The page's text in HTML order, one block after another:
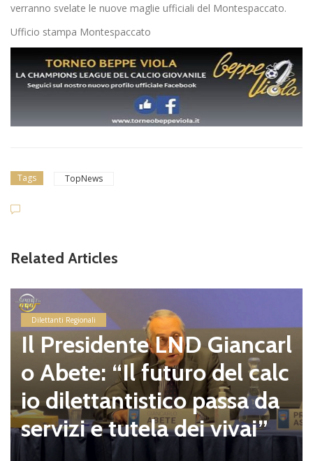
verranno svelate le nuove maglie ufficiali del Montespaccato.
Ufficio stampa Montespaccato
Tags TopNews
Related Articles
Dilettanti Regionali
Il Presidente LND Giancarl
o Abete: “Il futuro del calc
io dilettantistico passa da
servizi e tutela dei vivai”